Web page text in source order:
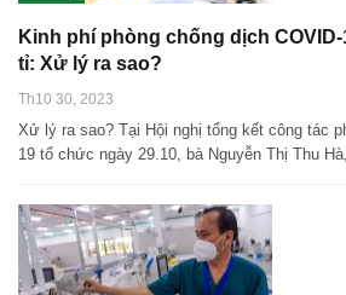
Kinh phí phòng chống dịch
tỉ: Xử lý ra sao?
Th10 30, 2023
Xử lý ra sao? Tại Hội nghị tổng kết công tác
19 tổ chức ngày 29.10, bà Nguyễn Thị Thu